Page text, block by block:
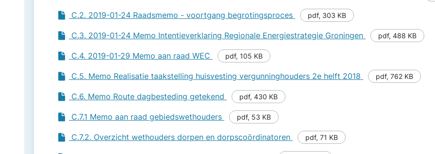
C.2. 2019-01-24 Raadsmemo - voortgang begrotingsproces pdf, 303 KB
C.3. 2019-01-24 Memo Intentieverklaring Regionale Energiestrategie Groningen pdf, 488 KB
C.4. 2019-01-29 Memo aan raad WEC pdf, 105 KB
C.5. Memo Realisatie taakstelling huisvesting vergunninghouders 2e helft 2018 pdf, 762 KB
C.6. Memo Route dagbesteding getekend pdf, 430 KB
C.7.1 Memo aan raad gebiedswethouders pdf, 53 KB
C.7.2. Overzicht wethouders dorpen en dorpscoördinatoren pdf, 71 KB